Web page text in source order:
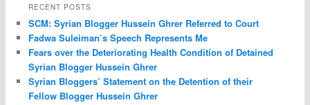
RECENT POSTS
SCM: Syrian Blogger Hussein Ghrer Referred to Court
Fadwa Suleiman’s Speech Represents Me
Fears over the Deteriorating Health Condition of Detained
Syrian Blogger Hussein Ghrer
Syrian Bloggers’ Statement on the Detention of their
Fellow Blogger Hussein Ghrer